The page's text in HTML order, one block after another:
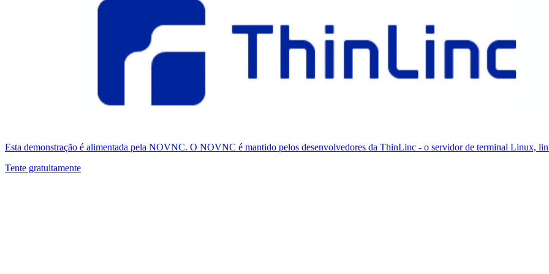
Esta demonstração é alimentada pela NOVNC. O NOVNC é mantido pelos desenvolvedores da ThinLinc - o servidor de terminal Linux,
Tente gratuitamente